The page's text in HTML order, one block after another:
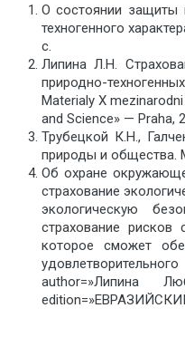
О состоянии защиты
техногенного
с.
Липина Л.Н.
природно-
Мaterialy Х
and Science» — Praha,
Трубецкой К.Н.,
природы и общества.
Об охране
страхование
экологическую
страхование рисков
которое сможет
author=»Липина